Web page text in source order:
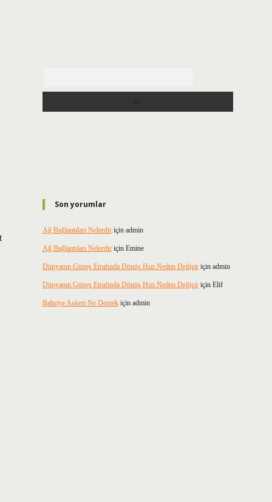
Son yorumlar
Ağ Bağlantıları Nelerdiriçin admin
Ağ Bağlantıları Nelerdiriçin Emine
Dünyanın Güneş Etrafında Dönüş Hızı Neden Değişiriçin admin
Dünyanın Güneş Etrafında Dönüş Hızı Neden Değişiriçin Elif
Bahriye Askeri Ne Demekiçin admin